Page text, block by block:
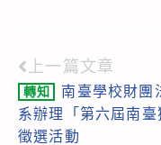
Read
more
articles
上一篇文章
轉知
南臺學校財團
系辦理「第六屆南
徵選活動